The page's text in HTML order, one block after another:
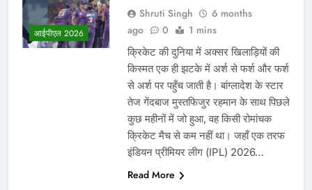
आईपीएल 2026
Shruti Singh
6 months
ago
0 1 mins
क्रिकेट की दुनिया में अक्सर खिलाड़ियों की
किस्मत एक ही झटके में अर्श से फर्श और फर्श
से अर्श पर पहुँच जाती है। बांग्लादेश के स्टार
तेज गेंदबाज मुस्तफिजुर रहमान के साथ पिछले
कुछ महीनों में जो हुआ, वह किसी रोमांचक
क्रिकेट मैच से कम नहीं था। जहाँ एक तरफ
इंडियन प्रीमियर लीग (IPL) 2026…
Read More